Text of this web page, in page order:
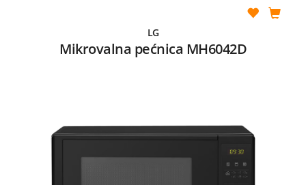
LG
Mikrovalna pećnica MH6042D